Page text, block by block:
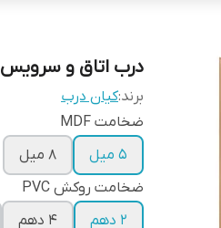
درب اتاق و سرویس MDF روکش PVC مدل پالادیوم / کیان درب
برند:کیان درب
ضخامت MDF
5 میل
8 میل
ضخامت روکش PVC
2 دهم
4 دهم